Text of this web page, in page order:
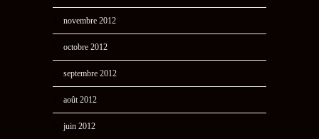
novembre 2012
octobre 2012
septembre 2012
août 2012
juin 2012